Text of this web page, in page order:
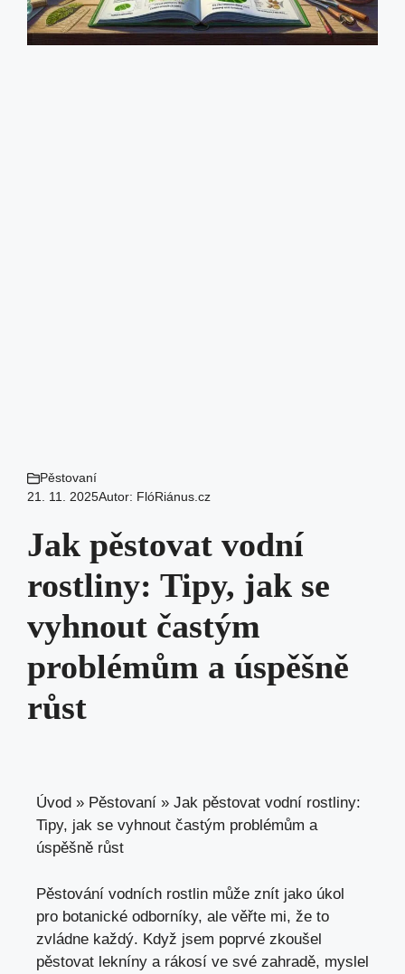
Pěstovaní
21. 11. 2025Autor: FlóRiánus.cz
Jak pěstovat vodní
rostliny: Tipy, jak se
vyhnout častým
problémům a úspěšně
růst
Úvod » Pěstovaní » Jak pěstovat vodní rostliny:
Tipy, jak se vyhnout častým problémům a
úspěšně růst
Pěstování vodních rostlin může znít jako úkol
pro botanické odborníky, ale věřte mi, že to
zvládne každý. Když jsem poprvé zkoušel
pěstovat lekníny a rákosí ve své zahradě, myslel